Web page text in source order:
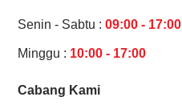
Senin - Sabtu :09:00 - 17:00
Minggu : 10:00 - 17:00
Cabang Kami